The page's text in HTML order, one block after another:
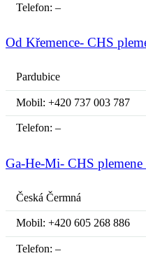
Telefon: –
Od Křemence- CHS
Pardubice
Mobil: +420 737 003 787
Telefon: –
Ga-He-Mi- CHS
Česká Čermná
Mobil: +420 605 268 886
Telefon: –